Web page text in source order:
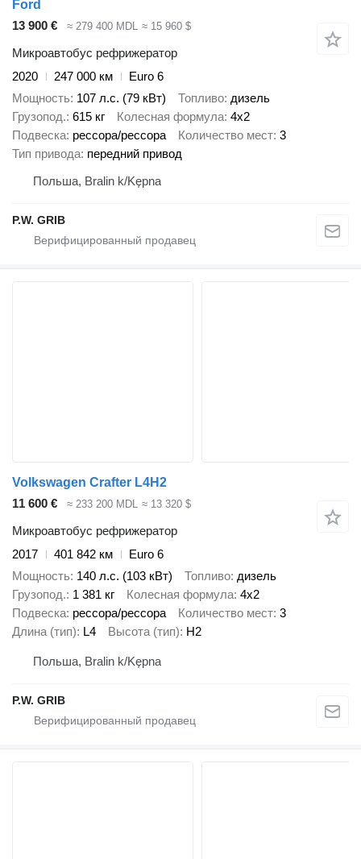
Ford
13 900 €
≈ 279 400 MDL ≈ 15 960 $
Микроавтобус рефрижератор
2020
247 000 км
Euro 6
Мощность 107 л.с. (79 кВт) Топливо дизель
Грузопод. 615 кг Колесная формула 4x2
Подвеска рессора/рессора Количество мест 3
Тип привода передний привод
Польша, Bralin k/Kępna
P.W. GRIB
Volkswagen Crafter L4H2
11 600 €
≈ 233 200 MDL ≈ 13 320 $
Микроавтобус рефрижератор
2017
401 842 км
Euro 6
Мощность 140 л.с. (103 кВт) Топливо дизель
Грузопод. 1 381 кг Колесная формула 4x2
Подвеска рессора/рессора Количество мест 3
Длина (тип) L4 Высота (тип) H2
Польша, Bralin k/Kępna
P.W. GRIB